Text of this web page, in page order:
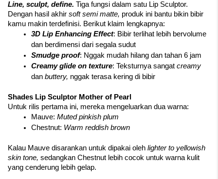
Line, sculpt, define. Tiga fungsi dalam satu Lip Sculptor.
Dengan hasil akhir soft semi matte, produk ini bantu bikin bibir
kamu makin terdefinisi. Berikut klaim lengkapnya:
3D Lip Enhancing Effect: Bibir terlihat lebih bervolume
dan berdimensi dari segala sudut
Smudge proof: Nggak mudah hilang dan tahan 6 jam
Creamy glide on texture: Teksturnya sangat creamy
dan buttery, nggak terasa kering di bibir
Shades Lip Sculptor Mother of Pearl
Untuk rilis pertama ini, mereka mengeluarkan dua warna:
Mauve: Muted pinkish plum
Chestnut: Warm reddish brown
Kalau Mauve disarankan untuk dipakai oleh lighter to yellowish
skin tone, sedangkan Chestnut lebih cocok untuk warna kulit
yang cenderung lebih gelap.